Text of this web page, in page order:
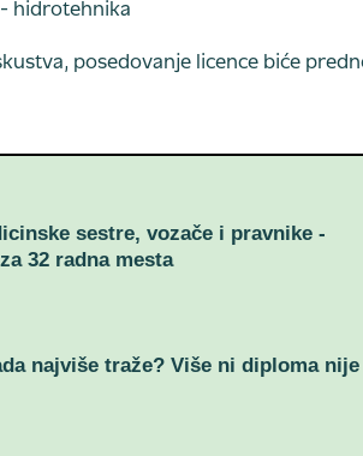
hidrotehnika
posedovanje licence biće
sestre, vozače i pravnike -
32 radna mesta
najviše traže? Više ni diploma nije